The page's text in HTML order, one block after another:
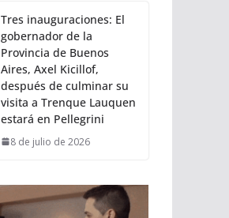
Tres inauguraciones: El
gobernador de la
Provincia de Buenos
Aires, Axel Kicillof,
después de culminar su
visita a Trenque Lauquen
estará en Pellegrini
8 de julio de 2026